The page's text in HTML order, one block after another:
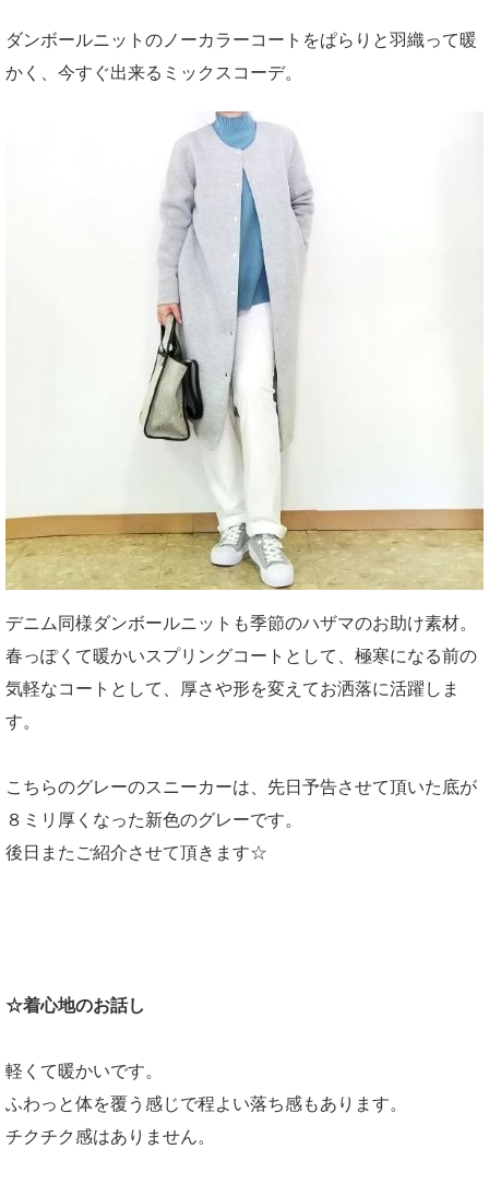
ダンボールニットのノーカラーコートをぱらりと羽織って暖
かく、今すぐ出来るミックスコーデ。
デニム同様ダンボールニットも季節のハザマのお助け素材。
春っぽくて暖かいスプリングコートとして、極寒になる前の
気軽なコートとして、厚さや形を変えてお洒落に活躍しま
す。
こちらのグレーのスニーカーは、先日予告させて頂いた底が
８ミリ厚くなった新色のグレーです。
後日またご紹介させて頂きます☆
☆着心地のお話し
軽くて暖かいです。
ふわっと体を覆う感じで程よい落ち感もあります。
チクチク感はありません。